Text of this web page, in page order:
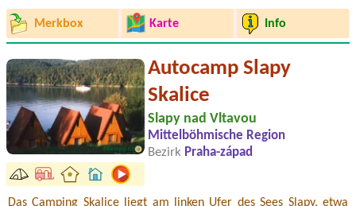
Merkbox Karte Info
Autocamp Slapy
Skalice
Slapy nad Vltavou
Mittelböhmische Region
Bezirk Praha-západ
Das Camping Skalice liegt am linken Ufer des Sees Slapy, etwa